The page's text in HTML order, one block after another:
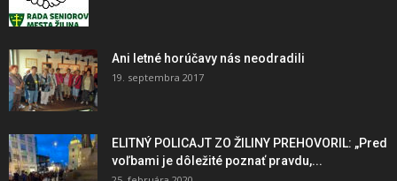
Ani letné horúčavy nás neodradili
19. septembra 2017
ELITNÝ POLICAJT ZO ŽILINY PREHOVORIL: „Pred
voľbami je dôležité poznať pravdu,...